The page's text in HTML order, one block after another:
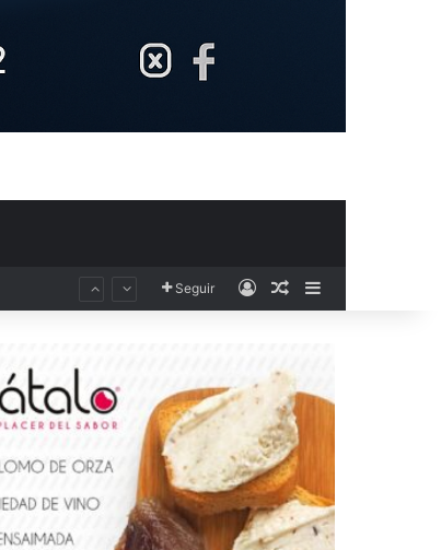
Seguir AccesoPublicación al